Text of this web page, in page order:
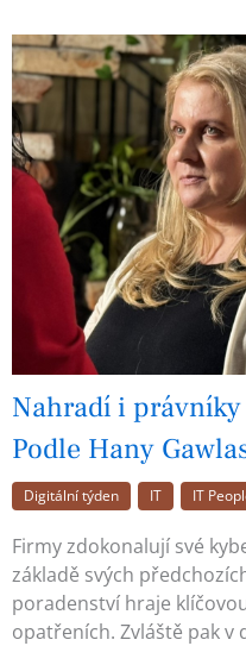
Nahradí i
Podle Hany
Digitální týden IT IT
Firmy zdokonalují své
základě svých
poradenství hraje
opatřeních. Zvláště pak v